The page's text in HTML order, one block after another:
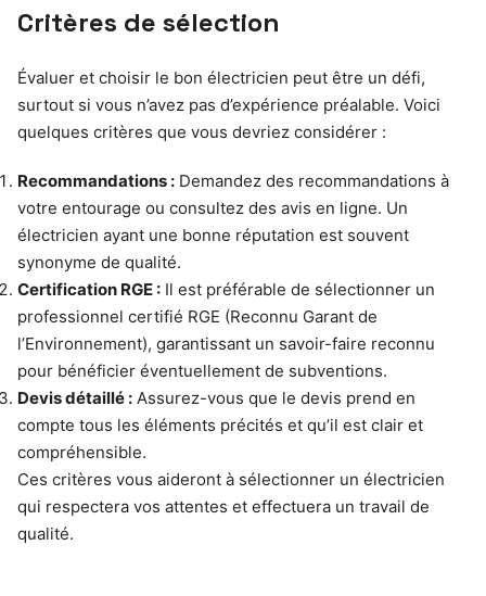
Critères de sélection
Évaluer et choisir le bon électricien peut être un défi,
surtout si vous n’avez pas d’expérience préalable. Voici
quelques critères que vous devriez considérer :
Recommandations : Demandez des recommandations à
votre entourage ou consultez des avis en ligne. Un
électricien ayant une bonne réputation est souvent
synonyme de qualité.
Certification RGE : Il est préférable de sélectionner un
professionnel certifié RGE (Reconnu Garant de
l’Environnement), garantissant un savoir-faire reconnu
pour bénéficier éventuellement de subventions.
Devis détaillé : Assurez-vous que le devis prend en
compte tous les éléments précités et qu’il est clair et
compréhensible.
Ces critères vous aideront à sélectionner un électricien
qui respectera vos attentes et effectuera un travail de
qualité.